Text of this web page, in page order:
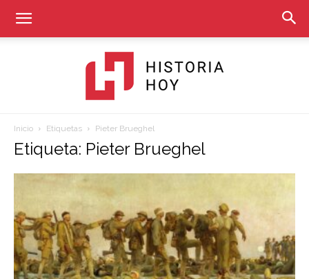
Historia
Inicio Etiquetas Pieter Brueghel
Etiqueta: Pieter Brueghel